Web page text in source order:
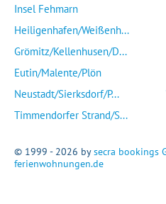
Insel Fehmarn
Heiligenhafen/Weißenh...
Grömitz/Kellenhusen/D...
Eutin/Malente/Plön
Neustadt/Sierksdorf/P...
Timmendorfer Strand/S...
© 1999 - 2026 bysecra bookings
ferienwohnungen.de